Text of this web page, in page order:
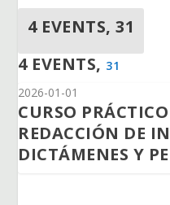
4 EVENTS,31
4 EVENTS, 31
2026-01-01
CURSO
REDACCIÓN DE
DICTÁMENES Y